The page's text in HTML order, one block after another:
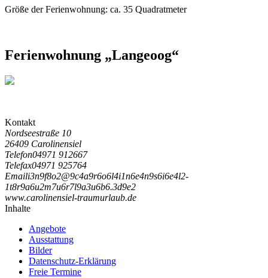
Größe der Ferienwohnung: ca. 35 Quadratmeter
Ferienwohnung „Langeoog“
Kontakt
Nordseestraße 10
26409 Carolinensiel
Telefon04971 912667
Telefax04971 925764
Emaili3n9f8o2@9c4a9r6o6l4i1n6e4n9s6i6e4l2-
1t8r9a6u2m7u6r7l9a3u6b6.3d9e2
www.carolinensiel-traumurlaub.de
Inhalte
Angebote
Ausstattung
Bilder
Datenschutz-Erklärung
Freie Termine